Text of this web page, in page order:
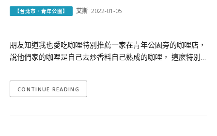
【台北市．青年公園】 艾斯 2022-01-05
朋友知道我也愛吃咖哩特別推薦一家在青年公園旁的咖哩店，
說他們家的咖哩是自己去炒香料自己熟成的咖哩， 這麼特別…
CONTINUE READING